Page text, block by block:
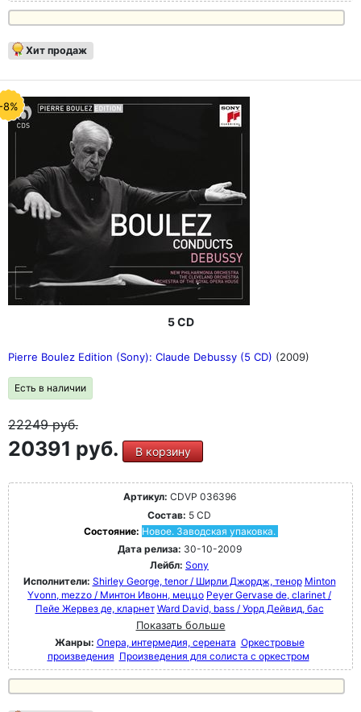
Хит продаж
8%
5 CD
Pierre Boulez Edition (Sony): Claude Debussy (5 CD) (2009)
Есть в наличии
22249руб.
20391 руб. В корзину
Артикул: CDVP 036396
Состав: 5 CD
Состояние: Новое. Заводская упаковка.
Дата релиза: 30-10-2009
Лейбл: Sony
Исполнители: Shirley George, tenor / Ширли Джордж, тенор Minton
Yvonn, mezzo / Минтон Ивонн, меццо Peyer Gervase de, clarinet /
Пейе Жервез де, кларнет Ward David, bass / Уорд Дейвид, бас
Показать больше
Жанры: Опера, интермедия, серената Оркестровые
произведения Произведения для солиста с оркестром